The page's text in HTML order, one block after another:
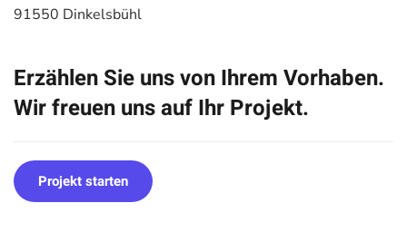
91550 Dinkelsbühl
Erzählen Sie uns von Ihrem Vorhaben.
Wir freuen uns auf Ihr Projekt.
Projekt starten